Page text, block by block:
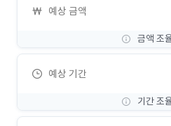
예상 금액
금액 조
예상 기간
기간 조